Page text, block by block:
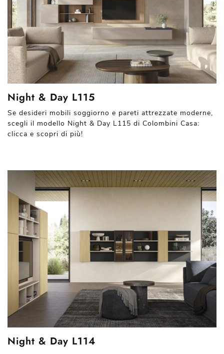
Night & Day L115
Se desideri mobili soggiorno e pareti attrezzate moderne,
scegli il modello Night & Day L115 di Colombini Casa:
clicca e scopri di più!
Night & Day L114